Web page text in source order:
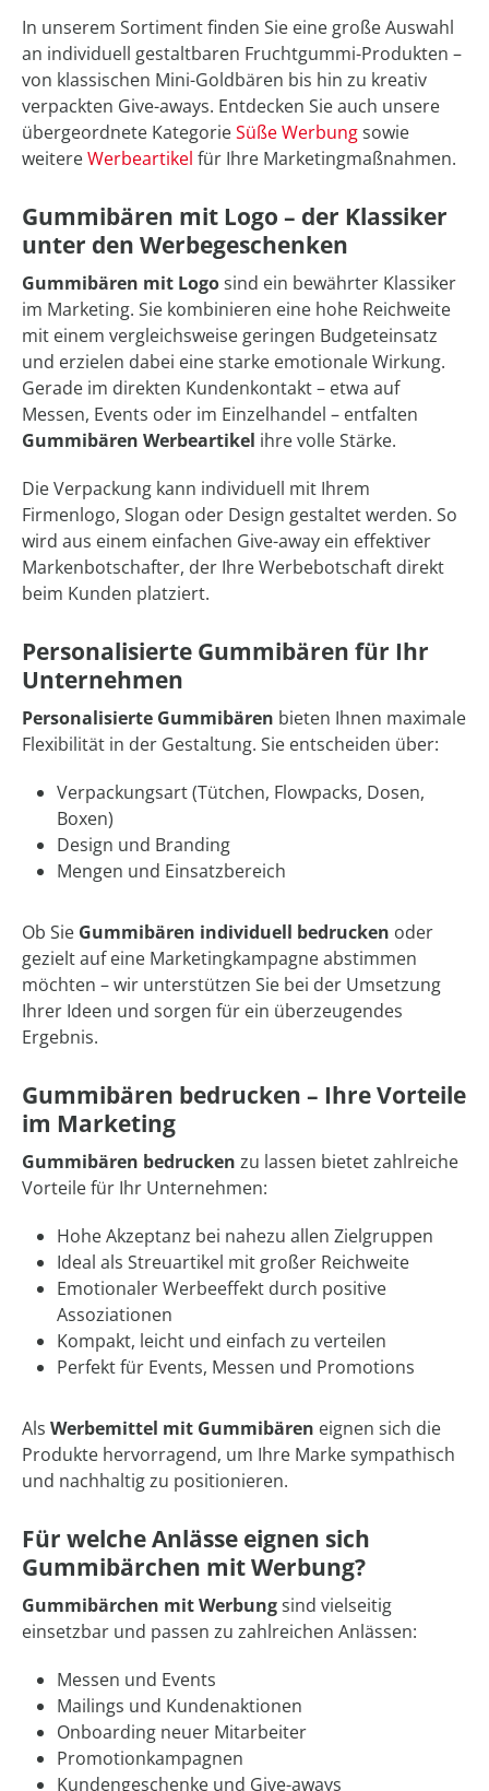
In unserem Sortiment finden Sie eine große Auswahl
an individuell gestaltbaren Fruchtgummi-Produkten –
von klassischen Mini-Goldbären bis hin zu kreativ
verpackten Give-aways. Entdecken Sie auch unsere
übergeordnete KategorieSüße Werbungsowie
weitereWerbeartikel für Ihre Marketingmaßnahmen.
Gummibären mit Logo – der Klassiker
unter den Werbegeschenken
Gummibären mit Logosind ein bewährter Klassiker
im Marketing. Sie kombinieren eine hohe Reichweite
mit einem vergleichsweise geringen Budgeteinsatz
und erzielen dabei eine starke emotionale Wirkung.
Gerade im direkten Kundenkontakt – etwa auf
Messen, Events oder im Einzelhandel – entfalten
Gummibären Werbeartikel ihre volle Stärke.
Die Verpackung kann individuell mit Ihrem
Firmenlogo, Slogan oder Design gestaltet werden. So
wird aus einem einfachen Give-away ein effektiver
Markenbotschafter, der Ihre Werbebotschaft direkt
beim Kunden platziert.
Personalisierte Gummibären für Ihr
Unternehmen
Personalisierte Gummibären bieten Ihnen maximale
Flexibilität in der Gestaltung. Sie entscheiden über:
Verpackungsart (Tütchen, Flowpacks, Dosen,
Boxen)
Design und Branding
Mengen und Einsatzbereich
Ob Sie Gummibären individuell bedrucken oder
gezielt auf eine Marketingkampagne abstimmen
möchten – wir unterstützen Sie bei der Umsetzung
Ihrer Ideen und sorgen für ein überzeugendes
Ergebnis.
Gummibären bedrucken – Ihre Vorteile
im Marketing
Gummibären bedrucken zu lassen bietet zahlreiche
Vorteile für Ihr Unternehmen:
Hohe Akzeptanz bei nahezu allen Zielgruppen
Ideal als Streuartikel mit großer Reichweite
Emotionaler Werbeeffekt durch positive
Assoziationen
Kompakt, leicht und einfach zu verteilen
Perfekt für Events, Messen und Promotions
Als Werbemittel mit Gummibären eignen sich die
Produkte hervorragend, um Ihre Marke sympathisch
und nachhaltig zu positionieren.
Für welche Anlässe eignen sich
Gummibärchen mit Werbung?
Gummibärchen mit Werbungsind vielseitig
einsetzbar und passen zu zahlreichen Anlässen:
Messen und Events
Mailings und Kundenaktionen
Onboarding neuer Mitarbeiter
Promotionkampagnen
Kundengeschenke und Give-aways